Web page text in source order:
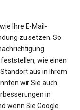
Ihre E-Mail-
zu setzen. So
wie einen
aus in Ihrem
wir Sie auch
in
wenn Sie Google